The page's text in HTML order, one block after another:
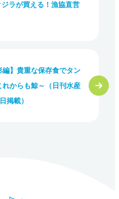
ラが買える！漁協直営
編】貴重な保存食でタン
からも鯨～（日刊水産
掲載）